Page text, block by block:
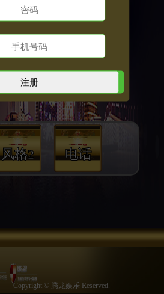
风格2 电话
Copyright © 腾龙娱乐 Reserved.